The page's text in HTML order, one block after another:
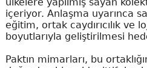
içeriyor. Anlaşma uyarınca
eğitim, ortak caydırıcılık ve
boyutlarıyla geliştirilmesi
Paktın mimarları, bu